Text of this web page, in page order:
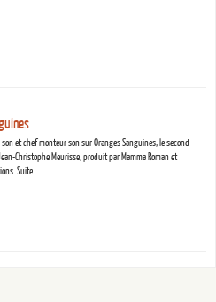
et chef monteur son sur Oranges Sanguines, le second
Christophe Meurisse, produit par Mamma Roman et
Suite …